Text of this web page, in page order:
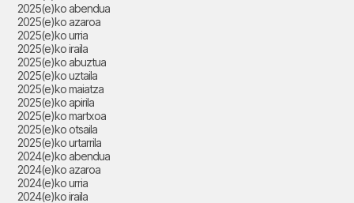
2025(e)ko abendua
2025(e)ko azaroa
2025(e)ko urria
2025(e)ko iraila
2025(e)ko abuztua
2025(e)ko uztaila
2025(e)ko maiatza
2025(e)ko apirila
2025(e)ko martxoa
2025(e)ko otsaila
2025(e)ko urtarrila
2024(e)ko abendua
2024(e)ko azaroa
2024(e)ko urria
2024(e)ko iraila